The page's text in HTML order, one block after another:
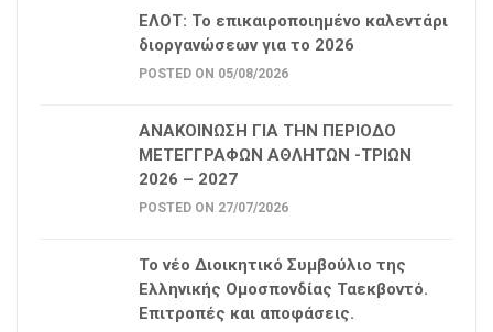
ΕΛΟΤ: Το επικαιροποιημένο καλεντάρι
διοργανώσεων για το 2026
POSTED ON 05/08/2026
ΑΝΑΚΟΙΝΩΣΗ ΓΙΑ ΤΗΝ ΠΕΡΙΟΔΟ
ΜΕΤΕΓΓΡΑΦΩΝ ΑΘΛΗΤΩΝ -ΤΡΙΩΝ
2026 – 2027
POSTED ON 27/07/2026
Το νέο Διοικητικό Συμβούλιο της
Ελληνικής Ομοσπονδίας Ταεκβοντό.
Επιτροπές και αποφάσεις.